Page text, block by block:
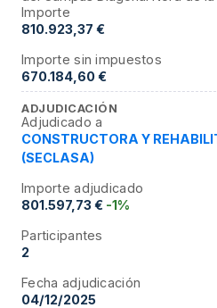
Importe
810.923,37 €
Importe sin impuestos
670.184,60 €
ADJUDICACIÓN
Adjudicado a
CONSTRUCTORA Y
(SECLASA)
Importe adjudicado
801.597,73 € -1%
Participantes
2
Fecha adjudicación
04/12/2025